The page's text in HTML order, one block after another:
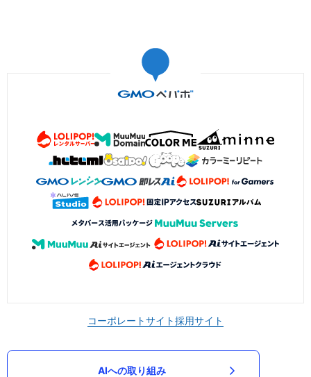
コーポレートサイト採用サイト
AIへの取り組み